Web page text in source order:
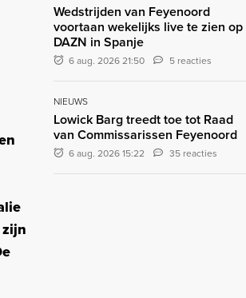
Wedstrijden van Feyenoord
voortaan wekelijks live te zien op
DAZN in Spanje
6 aug. 2026 21:50 5 reacties
NIEUWS
Lowick Barg treedt toe tot Raad
van Commissarissen Feyenoord
6 aug. 2026 15:22 35 reacties